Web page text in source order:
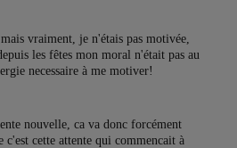
vraiment, je n'étais pas motivée,
les fêtes mon moral n'était pas au
necessaire à me motiver!
nouvelle, ca va donc forcément
cette attente qui commencait à